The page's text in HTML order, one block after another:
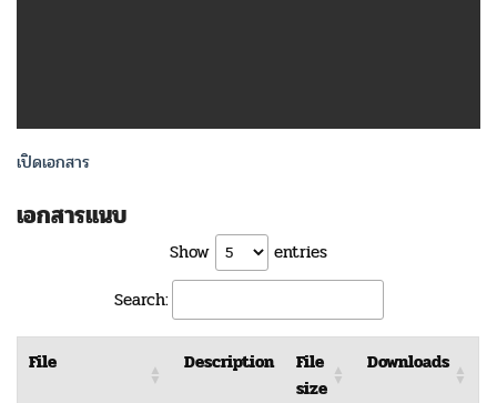
เปิดเอกสาร
เอกสารแนบ
Show
entries
Search:
File Description
File
size
Downloads